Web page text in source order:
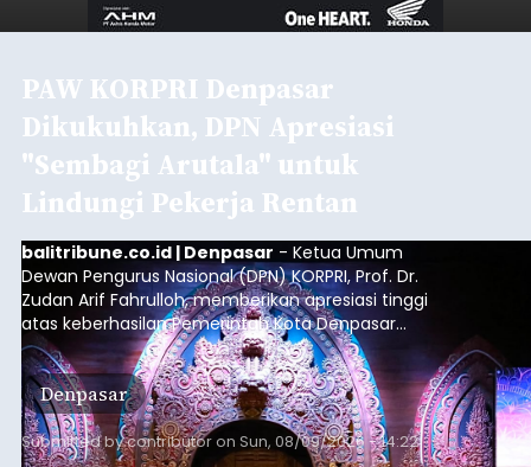
PAW KORPRI Denpasar
Dikukuhkan, DPN Apresiasi
"Sembagi Arutala" untuk
Lindungi Pekerja Rentan
balitribune.co.id | Denpasar - Ketua Umum
Dewan Pengurus Nasional (DPN) KORPRI, Prof. Dr.
Zudan Arif Fahrulloh, memberikan apresiasi tinggi
atas keberhasilan Pemerintah Kota Denpasar
dan KORPRI Kota Denpasar dalam
mengimplementasikan program gotong royong
kepedulian sosial bertajuk "Sembagi Arutala".
Denpasar
Submitted bycontributoron Sun, 08/09/2026 - 14:22